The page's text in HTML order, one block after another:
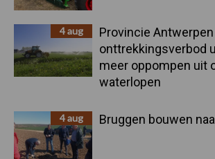
4 aug
Provincie
onttrekkingsverbod
meer oppompen uit
waterlopen
4 aug Bruggen bouwen